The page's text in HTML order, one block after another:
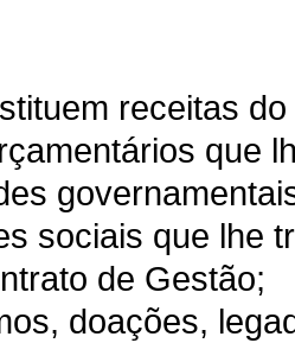
receitas
que
sociais que lhe
de Gestão;
doações,